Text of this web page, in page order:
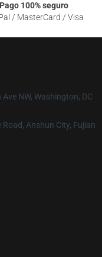
Pago 100% seguro
/ MasterCard / Visa
NW, Washington, DC
Anshun City, Fujian